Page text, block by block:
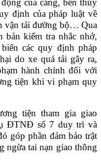
của cảng, bến thủy
định của pháp luật về
vận tải đường bộ… Qua
bản kiểm tra nhắc nhở,
các quy định pháp
do xe quá tải gây ra,
hành chính đối với
tiện khi vi phạm quy
tiện tham gia giao
ĐTNĐ số 7 duy trì và
góp phần đảm bảo trật
ngừa tai nạn giao thông